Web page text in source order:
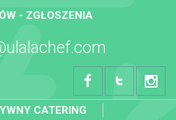
- ZGŁOSZENIA
CATERING